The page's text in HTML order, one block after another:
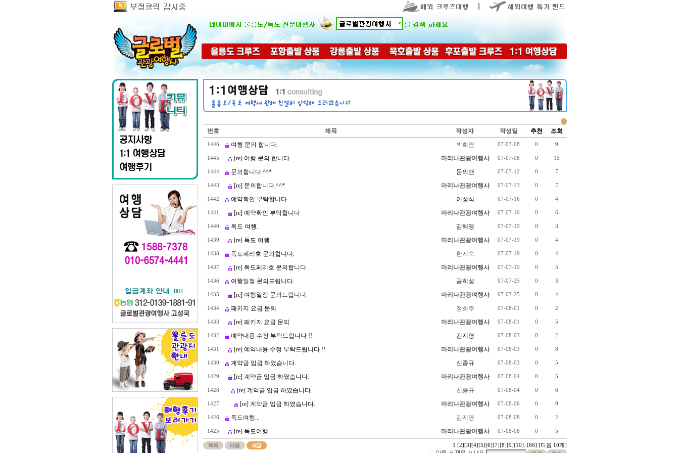
번호 제목 작성자 작성일 추천 조회
1446 여행 문의 합니다. 박희연 07-07-08 0 9
1445 [re] 여행 문의 합니다. 마리나관광여행사 07-07-08 0 15
1444 문의합니다.^^* 문의맨 07-07-12 0 7
1443 [re] 문의합니다.^^* 마리나관광여행사 07-07-13 0 7
1442 예약확인 부탁합니다 이성식 07-07-16 0 4
1441 [re] 예약확인 부탁합니다 마리나관광여행사 07-07-16 0 6
1440 독도 여행. 김혜영 07-07-19 0 3
1439 [re] 독도 여행. 마리나관광여행사 07-07-19 0 4
1438 독도페리호 문의합니다. 한지숙 07-07-19 0 4
1437 [re] 독도페리호 문의합니다. 마리나관광여행사 07-07-19 0 5
1436 여행일정 문의드립니다. 공희성 07-07-25 0 3
1435 [re] 여행일정 문의드립니다. 마리나관광여행사 07-07-25 0 4
1434 패키지 요금 문의 정희주 07-08-01 0 2
1433 [re] 패키지 요금 문의 마리나관광여행사 07-08-01 0 5
1432 예약내용 수정 부탁드립니다 !! 김지영 07-08-03 0 2
1431 [re] 예약내용 수정 부탁드립니다 !! 마리나관광여행사 07-08-03 0 8
1430 계약금 입금 하였습니다. 신종규 07-08-03 0 5
1429 [re] 계약금 입금 하였습니다. 마리나관광여행사 07-08-04 0 5
1428 [re] 계약금 입금 하였습니다. 신종규 07-08-04 0 6
1427 [re] 계약금 입금 하였습니다. 마리나관광여행사 07-08-06 0 9
1426 독도여행... 김지영 07-08-08 0 2
1425 [re] 독도여행... 마리나관광여행사 07-08-08 0 5
1 [2] [3] [4] [5] [6] [7] [8] [9] [10] [66] [다음 10개]